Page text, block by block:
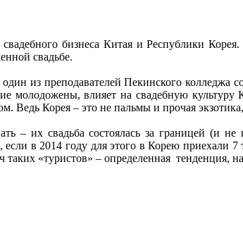
бизнеса Китая и Республики Корея.
свадьбе.
из преподавателей Пекинского колледжа
молодожены, влияет на свадебную
Ведь Корея – это не пальмы и прочая
их свадьба состоялась за границей (и не
в 2014 году для этого в Корею приехали
«туристов» – определенная тенденция,